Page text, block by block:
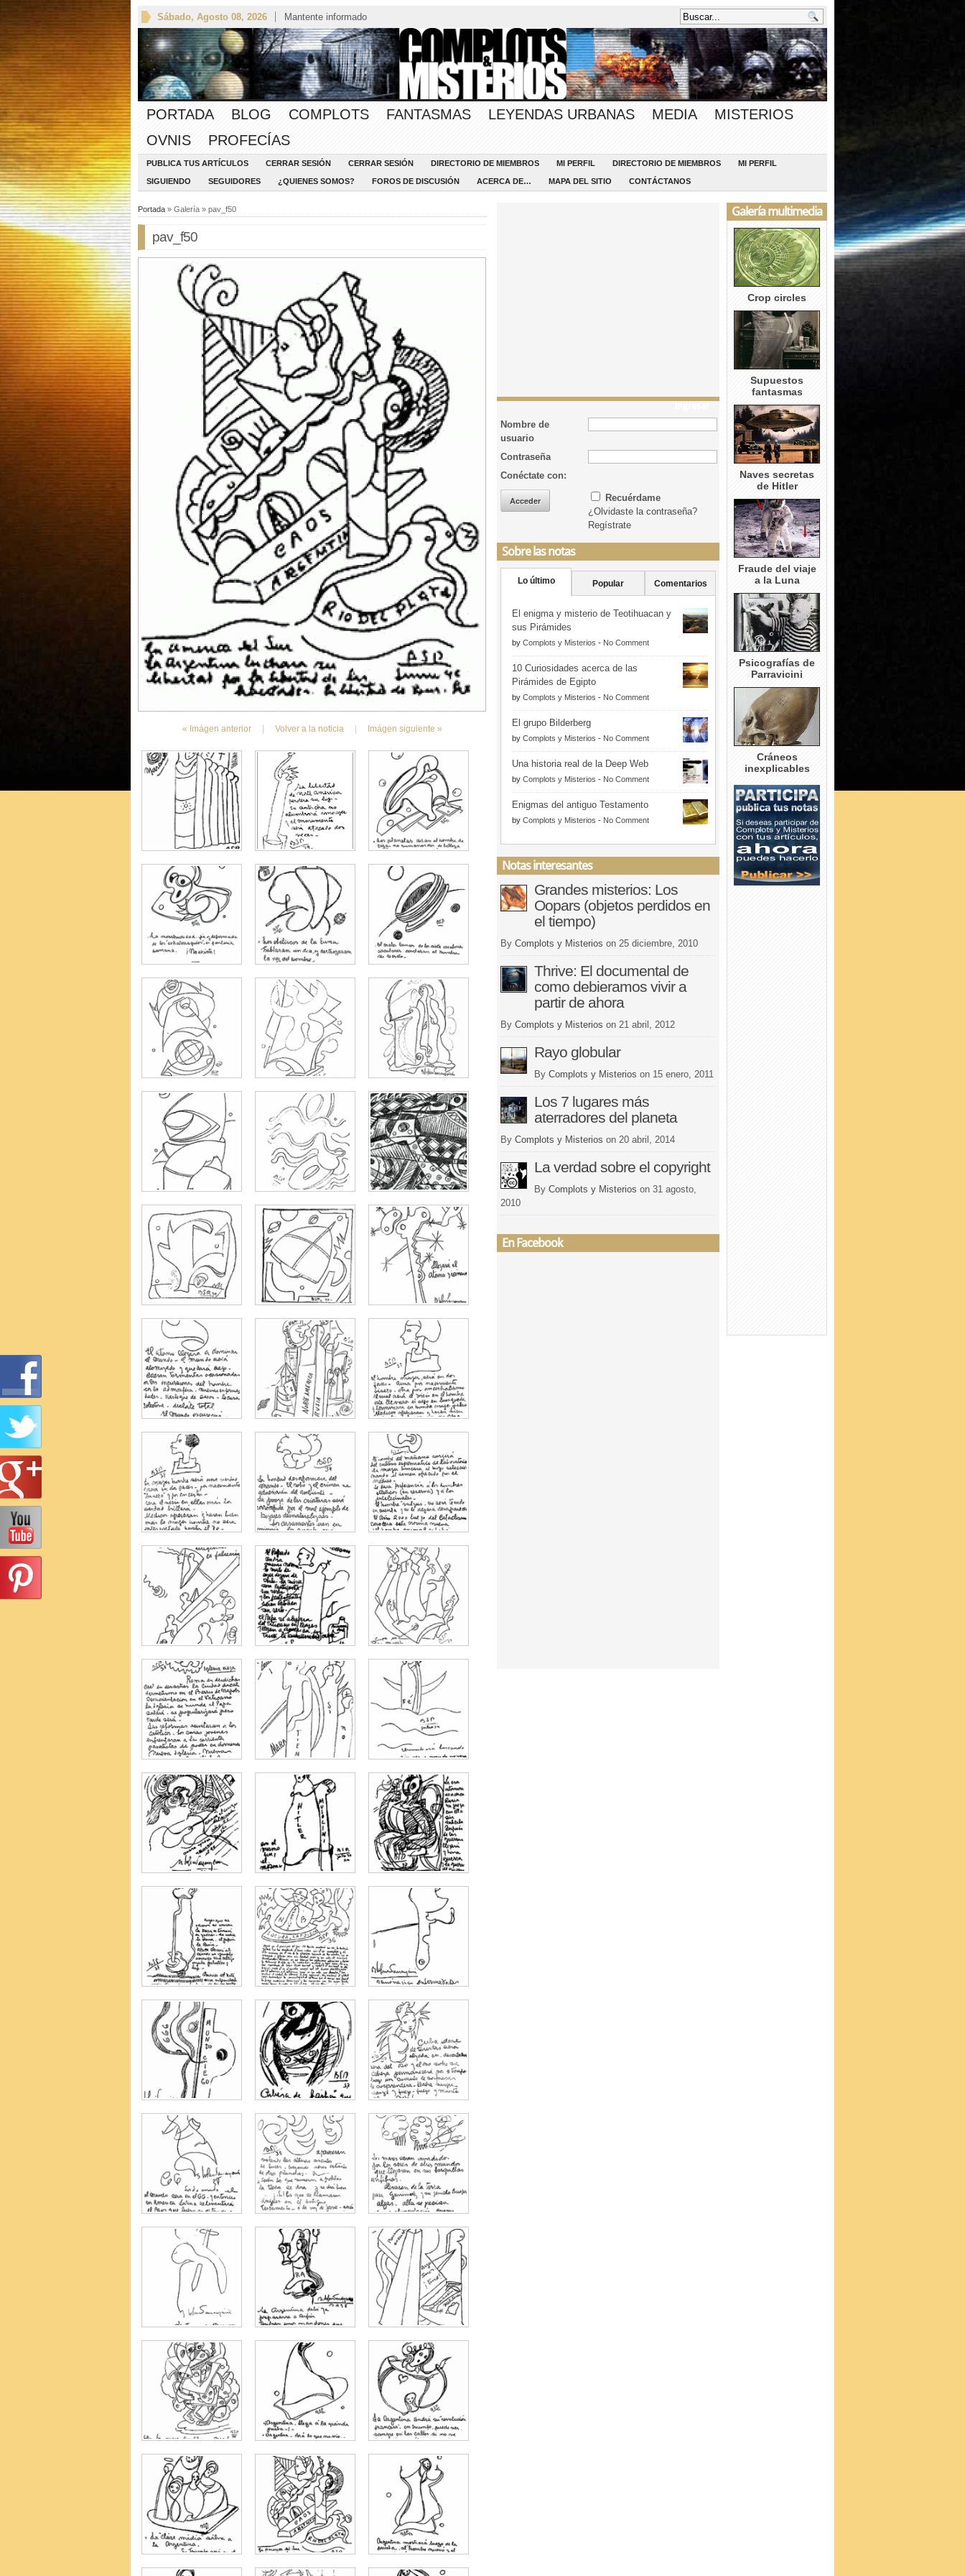
Sábado, Agosto 08, 2026 Mantente informado
PORTADA BLOG COMPLOTS FANTASMAS LEYENDAS URBANAS MEDIA
MISTERIOS
OVNIS
PROFECÍAS
PUBLICA TUS ARTÍCULOS CERRAR SESIÓN CERRAR SESIÓN DIRECTORIO DE MIEMBROS MI PERFIL DIRECTORIO DE MIEMBROS MI PERFIL
SIGUIENDO SEGUIDORES ¿QUIENES SOMOS? FOROS DE DISCUSIÓN ACERCA DE… MAPA DEL SITIO CONTÁCTANOS
Portada » Galería » pav_f50
pav_f50
« Imágen anterior Volver a la noticia Imágen siguiente »
Nombre de
usuario
Contraseña
Conéctate con:
Recuérdame
¿Olvidaste la contraseña?
Regístrate
Sobre las notas
Lo último Popular Comentarios
El enigma y misterio de Teotihuacan y
sus Pirámides
by Complots y Misterios - No Comment
10 Curiosidades acerca de las
Pirámides de Egipto
by Complots y Misterios - No Comment
El grupo Bilderberg
by Complots y Misterios - No Comment
Una historia real de la Deep Web
by Complots y Misterios - No Comment
Enigmas del antiguo Testamento
by Complots y Misterios - No Comment
Notas interesantes
Grandes misterios: Los
Oopars (objetos perdidos en
el tiempo)
By Complots y Misterios on 25 diciembre, 2010
Thrive: El documental de
como debieramos vivir a
partir de ahora
By Complots y Misterios on 21 abril, 2012
Rayo globular
By Complots y Misterios on 15 enero, 2011
Los 7 lugares más
aterradores del planeta
By Complots y Misterios on 20 abril, 2014
La verdad sobre el copyright
By Complots y Misterios on 31 agosto,
2010
En Facebook
Galería multimedia
Crop circles
Supuestos
fantasmas
Naves secretas
de Hitler
Fraude del viaje
a la Luna
Psicografías de
Parravicini
Cráneos
inexplicables